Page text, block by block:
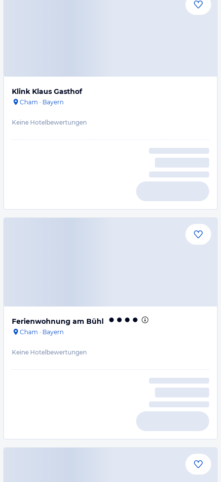
Klink Klaus Gasthof
Cham · Bayern
Keine Hotelbewertungen
Ferienwohnung am Bühl
Cham · Bayern
Keine Hotelbewertungen